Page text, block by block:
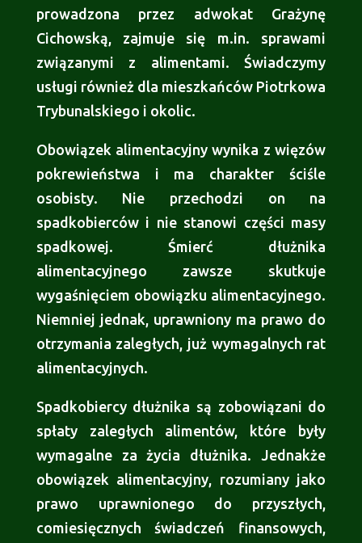
prowadzona przez adwokat Grażynę
Cichowską, zajmuje się m.in. sprawami
związanymi z alimentami. Świadczymy
usługi również dla mieszkańców Piotrkowa
Trybunalskiego i okolic.
Obowiązek alimentacyjny wynika z więzów
pokrewieństwa i ma charakter ściśle
osobisty. Nie przechodzi on na
spadkobierców i nie stanowi części masy
spadkowej. Śmierć dłużnika
alimentacyjnego zawsze skutkuje
wygaśnięciem obowiązku alimentacyjnego.
Niemniej jednak, uprawniony ma prawo do
otrzymania zaległych, już wymagalnych rat
alimentacyjnych.
Spadkobiercy dłużnika są zobowiązani do
spłaty zaległych alimentów, które były
wymagalne za życia dłużnika. Jednakże
obowiązek alimentacyjny, rozumiany jako
prawo uprawnionego do przyszłych,
comiesięcznych świadczeń finansowych,